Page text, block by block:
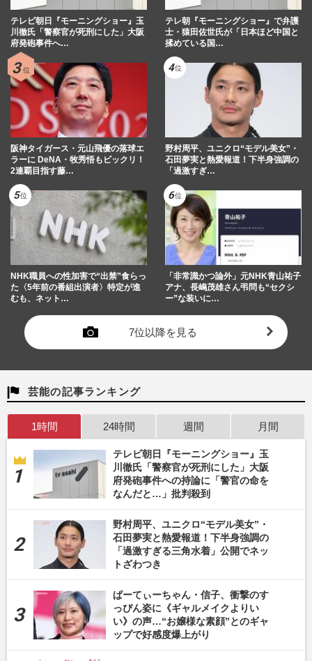
テレビ朝日『モーニングショー』玉
川徹氏「警察官が死刑にした」大阪
府発砲事件へ…
テレ朝『モーニングショー』で弁護
士・猿田佐世氏が「日本ほど中国と
揉めている国…
阪神タイガース・元山飛優の落球エ
ラーに DeNA・牧秀悟もビックリ！
2連覇目指す藤…
野村周平、ユニクロ“モデル美女”・
石田夢実と熱愛報道！下半身強調の
「過激すぎ…
NHK職員への性加害で“出禁”食らっ
た〈5年前の番組出演者〉特定が進
むも、ネット…
「非常識かつ論外」元NHK青山祐子
アナ、長嶋茂雄さん弔問も“セクシ
ー”な装いに…
7位以降を見る
芸能の記事ランキング
1時間 24時間 週間 月間
テレビ朝日『モーニングショー』玉
川徹氏「警察官が死刑にした」大阪
府発砲事件への持論に「警官の命を
なんだと…」批判殺到
野村周平、ユニクロ“モデル美女”・
石田夢実と熱愛報道！下半身強調の
「過激すぎる三角水着」公開でネッ
トざわつき
ぱーてぃーちゃん・信子、衝撃のす
っぴん姿に《ギャルメイクよりい
い》の声…“お嬢様な素顔”とのギャ
ップで好感度爆上がり